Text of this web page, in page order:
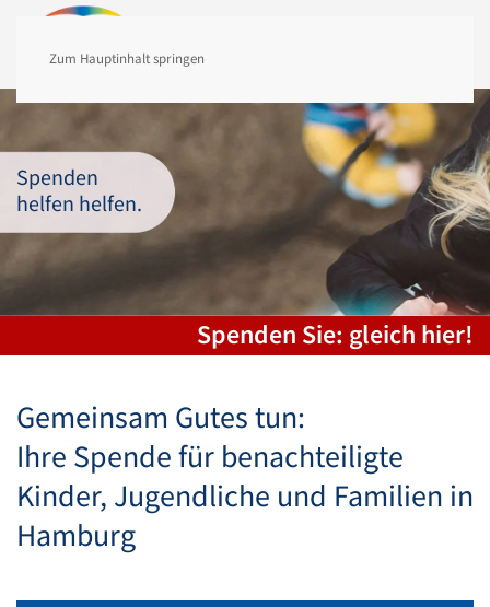
Zum Hauptinhalt springen
Spenden
helfen helfen.
Spenden Sie: gleich hier!
Gemeinsam Gutes tun:
Ihre Spende für benachteiligte
Kinder, Jugendliche und Familien in
Hamburg